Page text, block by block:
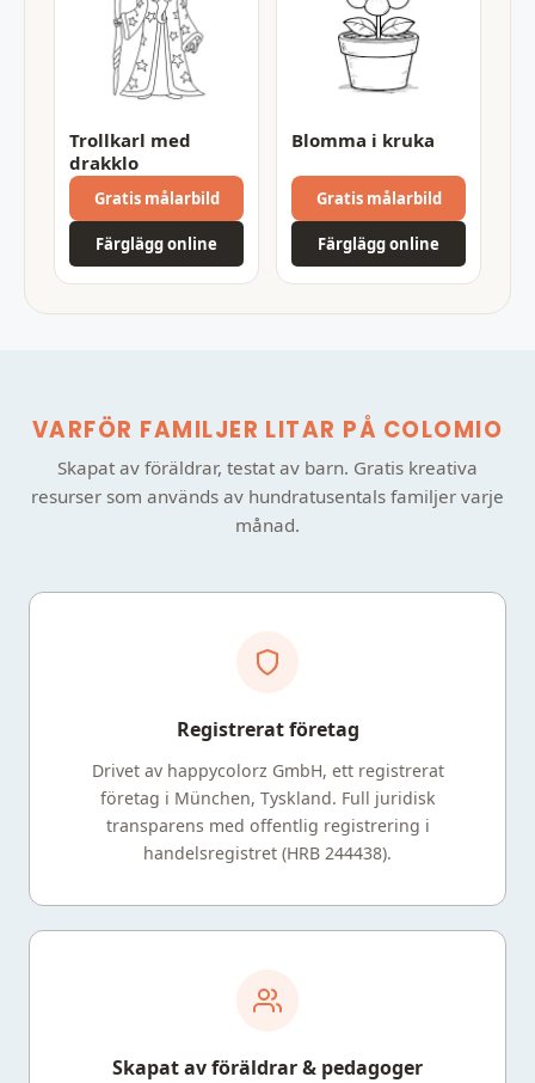
Trollkarl med
drakklo
Gratis målarbild
Färglägg online
Blomma i kruka
Gratis målarbild
Färglägg online
VARFÖR FAMILJER LITAR PÅ COLOMIO
Skapat av föräldrar, testat av barn. Gratis kreativa
resurser som används av hundratusentals familjer varje
månad.
Registrerat företag
Drivet av happycolorz GmbH, ett registrerat
företag i München, Tyskland. Full juridisk
transparens med offentlig registrering i
handelsregistret (HRB 244438).
Skapat av föräldrar & pedagoger